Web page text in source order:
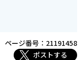
ページ番号：21191458
ポストする